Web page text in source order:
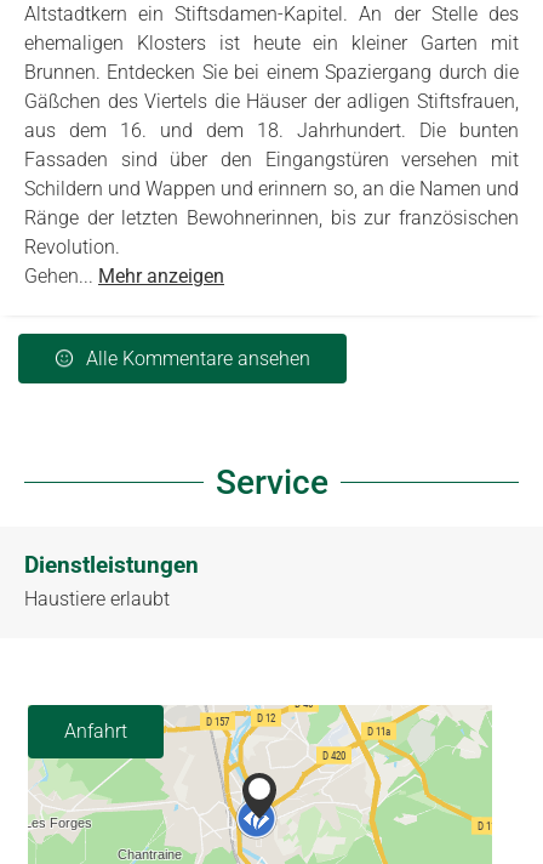
Altstadtkern ein Stiftsdamen-Kapitel. An der Stelle des
ehemaligen Klosters ist heute ein kleiner Garten mit
Brunnen. Entdecken Sie bei einem Spaziergang durch die
Gäßchen des Viertels die Häuser der adligen Stiftsfrauen,
aus dem 16. und dem 18. Jahrhundert. Die bunten
Fassaden sind über den Eingangstüren versehen mit
Schildern und Wappen und erinnern so, an die Namen und
Ränge der letzten Bewohnerinnen, bis zur französischen
Revolution.
Gehen... Mehr anzeigen
Alle Kommentare ansehen
Service
Dienstleistungen
Haustiere erlaubt
Anfahrt